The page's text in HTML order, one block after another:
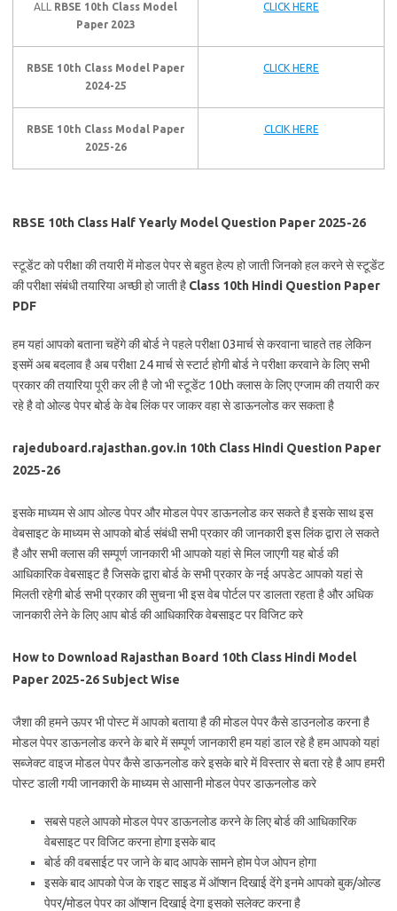
ALL RBSE 10th Class Model
Paper 2023
CLICK HERE
RBSE 10th Class Model Paper
2024-25
CLICK HERE
RBSE 10th Class Modal Paper
2025-26
CLCIK HERE
RBSE 10th Class Half Yearly Model Question Paper 2025-26
स्टूडेंट को परीक्षा की तयारी में मोडल पेपर से बहुत हेल्प हो जाती जिनको हल करने से स्टूडेंट
की परीक्षा संबंधी तयारिया अच्छी हो जाती है Class 10th Hindi Question Paper
PDF
हम यहां आपको बताना चहेंगे की बोर्ड ने पहले परीक्षा 03मार्च से करवाना चाहते तह लेकिन
इसमें अब बदलाव है अब परीक्षा 24 मार्च से स्टार्ट होगी बोर्ड ने परीक्षा करवाने के लिए सभी
प्रकार की तयारिया पूरी कर ली है जो भी स्टूडेंट 10th क्लास के लिए एग्जाम की तयारी कर
रहे है वो ओल्ड पेपर बोर्ड के वेब लिंक पर जाकर वहा से डाऊनलोड कर सकता है
rajeduboard.rajasthan.gov.in 10th Class Hindi Question Paper
2025-26
इसके माध्यम से आप ओल्ड पेपर और मोडल पेपर डाऊनलोड कर सकते है इसके साथ इस
वेबसाइट के माध्यम से आपको बोर्ड संबंधी सभी प्रकार की जानकारी इस लिंक द्वारा ले सकते
है और सभी क्लास की सम्पूर्ण जानकारी भी आपको यहां से मिल जाएगी यह बोर्ड की
आधिकारिक वेबसाइट है जिसके द्वारा बोर्ड के सभी प्रकार के नई अपडेट आपको यहां से
मिलती रहेगी बोर्ड सभी प्रकार की सुचना भी इस वेब पोर्टल पर डालता रहता है और अधिक
जानकारी लेने के लिए आप बोर्ड की आधिकारिक वेबसाइट पर विजिट करे
How to Download Rajasthan Board 10th Class Hindi Model
Paper 2025-26 Subject Wise
जैशा की हमने ऊपर भी पोस्ट में आपको बताया है की मोडल पेपर कैसे डाउनलोड करना है
मोडल पेपर डाऊनलोड करने के बारे में सम्पूर्ण जानकारी हम यहां डाल रहे है हम आपको यहां
सब्जेक्ट वाइज मोडल पेपर कैसे डाऊनलोड करे इसके बारे में विस्तार से बता रहे है आप हमरी
पोस्ट डाली गयी जानकारी के माध्यम से आसानी मोडल पेपर डाऊनलोड करे
सबसे पहले आपको मोडल पेपर डाऊनलोड करने के लिए बोर्ड की आधिकारिक
वेबसाइट पर विजिट करना होगा इसके बाद
बोर्ड की वबसाईट पर जाने के बाद आपके सामने होम पेज ओपन होगा
इसके बाद आपको पेज के राइट साइड में ऑप्शन दिखाई देंगे इनमे आपको बुक/ओल्ड
पेपर/मोडल पेपर का ऑप्शन दिखाई देगा इसको सलेक्ट करना है